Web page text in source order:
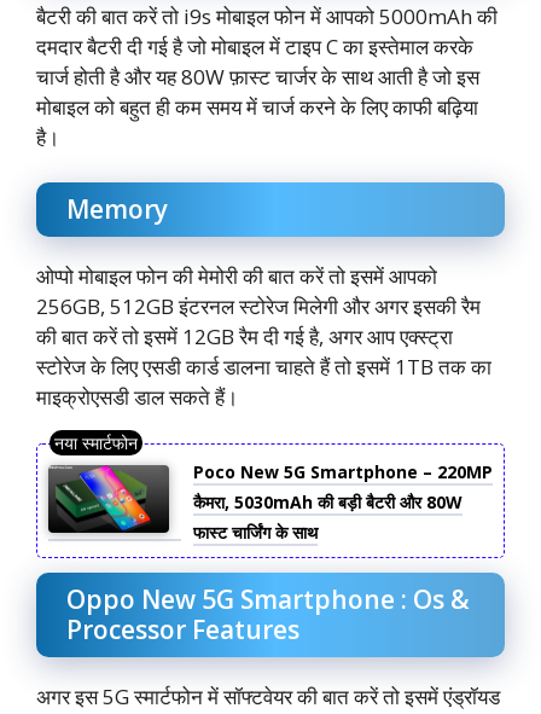
बैटरी की बात करें तो i9s मोबाइल फोन में आपको 5000mAh की
दमदार बैटरी दी गई है जो मोबाइल में टाइप C का इस्तेमाल करके
चार्ज होती है और यह 80W फ़ास्ट चार्जर के साथ आती है जो इस
मोबाइल को बहुत ही कम समय में चार्ज करने के लिए काफी बढ़िया
है।
Memory
ओप्पो मोबाइल फोन की मेमोरी की बात करें तो इसमें आपको
256GB, 512GB इंटरनल स्टोरेज मिलेगी और अगर इसकी रैम
की बात करें तो इसमें 12GB रैम दी गई है, अगर आप एक्स्ट्रा
स्टोरेज के लिए एसडी कार्ड डालना चाहते हैं तो इसमें 1TB तक का
माइक्रोएसडी डाल सकते हैं।
Poco New 5G Smartphone – 220MP
कैमरा, 5030mAh की बड़ी बैटरी और 80W
फास्ट चार्जिंग के साथ
Oppo New 5G Smartphone : Os &
Processor Features
अगर इस 5G स्मार्टफोन में सॉफ्टवेयर की बात करें तो इसमें एंड्रॉयड